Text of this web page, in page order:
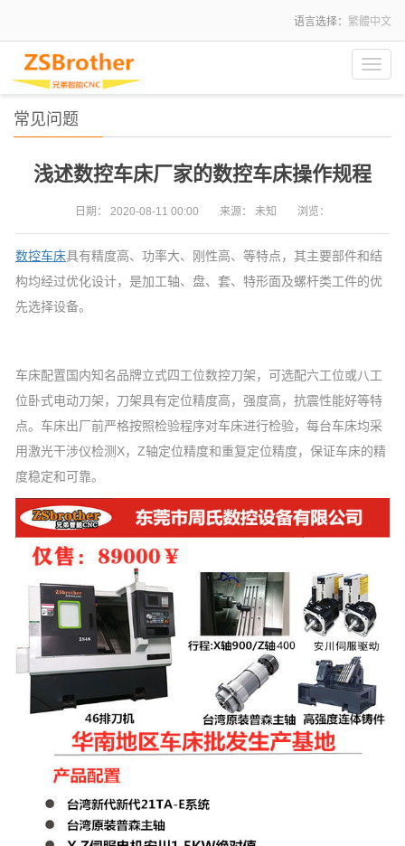
语言选择： 繁體中文
常见问题
浅述数控车床厂家的数控车床操作规程
日期： 2020-08-11 00:00 来源： 未知 浏览：
数控车床具有精度高、功率大、刚性高、等特点，其主要部件和结
构均经过优化设计，是加工轴、盘、套、特形面及螺杆类工件的优
先选择设备。
车床配置国内知名品牌立式四工位数控刀架，可选配六工位或八工
位卧式电动刀架，刀架具有定位精度高，强度高，抗震性能好等特
点。车床出厂前严格按照检验程序对车床进行检验，每台车床均采
用激光干涉仪检测X，Z轴定位精度和重复定位精度，保证车床的精
度稳定和可靠。